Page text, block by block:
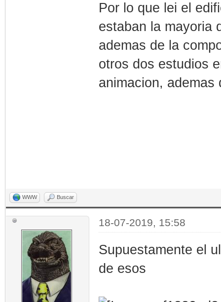
Por lo que lei el
estaban la mayoria
ademas de la
otros dos estudios
animacion,
WWW Buscar
18-07-2019, 15:58
Supuestamente el
de esos